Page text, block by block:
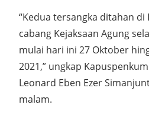
“Kedua tersangka ditahan di
cabang Kejaksaan Agung
mulai hari ini 27 Oktober
2021,” ungkap
Leonard Eben Ezer
malam.